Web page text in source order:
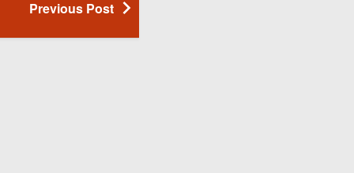
Previous Post